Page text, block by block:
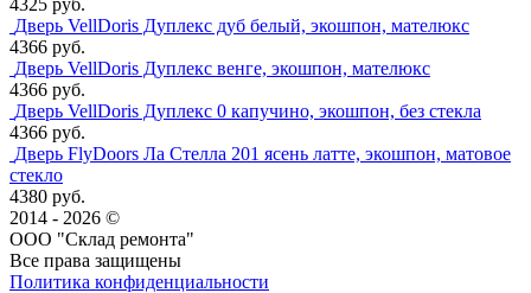
Дверь VellDoris Дуплекс дуб белый, экошпон, мателюкс
4366 руб.
Дверь VellDoris Дуплекс венге, экошпон, мателюкс
4366 руб.
Дверь VellDoris Дуплекс 0 капучино, экошпон, без стекла
4366 руб.
Дверь FlyDoors Ла Стелла 201 ясень латте, экошпон, матовое
стекло
4380 руб.
2014 - 2026 ©
ООО "Склад ремонта"
Все права защищены
Политика конфиденциальности